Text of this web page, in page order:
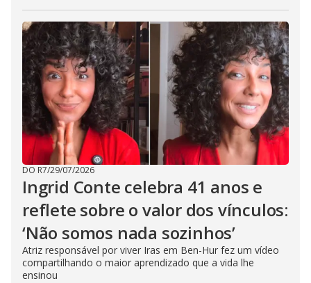
DO R7/29/07/2026
Ingrid Conte celebra 41 anos e
reflete sobre o valor dos vínculos:
‘Não somos nada sozinhos’
Atriz responsável por viver Iras em Ben-Hur fez um vídeo
compartilhando o maior aprendizado que a vida lhe
ensinou